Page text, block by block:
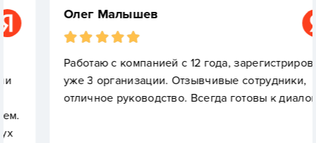
Олег Малышев
Работаю с компанией с 12 года, зарегистрировал
уже 3 организации. Отзывчивые сотрудники,
отличное руководство. Всегда готовы к диалогу!